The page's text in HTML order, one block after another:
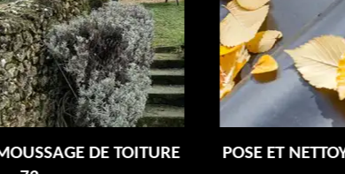
POSE ET NETTOYAGE DE GOUTTIÈRES 72